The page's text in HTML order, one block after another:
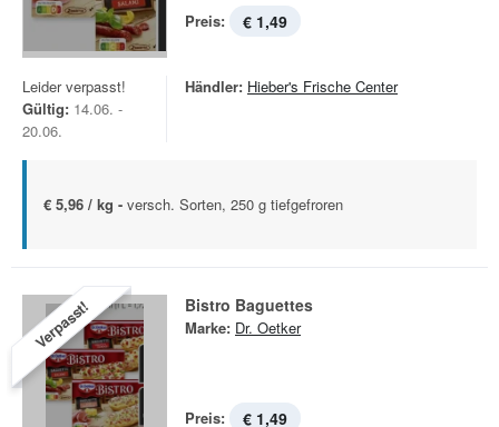
Preis: € 1,49
Leider verpasst!
Gültig: 14.06. -
20.06.
Händler: Hieber's Frische Center
€ 5,96 / kg - versch. Sorten, 250 g tiefgefroren
Verpasst! Bistro Baguettes
Marke: Dr. Oetker
Preis: € 1,49